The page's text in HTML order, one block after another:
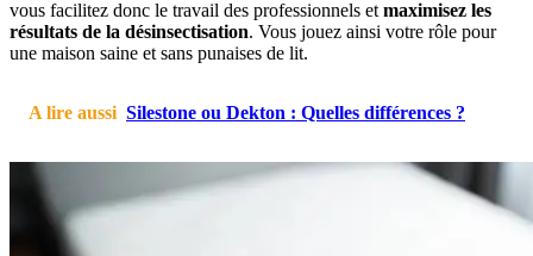
vous facilitez donc le travail des professionnels et maximisez les
résultats de la désinsectisation. Vous jouez ainsi votre rôle pour
une maison saine et sans punaises de lit.
A lire aussi Silestone ou Dekton : Quelles différences ?